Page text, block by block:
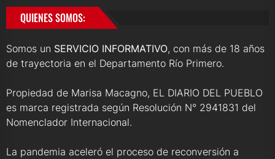
QUIENES SOMOS:
Somos un SERVICIO INFORMATIVO, con más de 18 años
de trayectoria en el Departamento Río Primero.
Propiedad de Marisa Macagno, EL DIARIO DEL PUEBLO
es marca registrada según Resolución N° 2941831 del
Nomenclador Internacional.
La pandemia aceleró el proceso de reconversión a